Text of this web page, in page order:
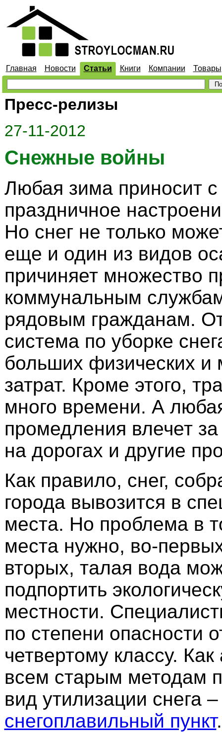
Главная Новости Статьи Книги Компании Товары
Пресс-релизы
27-11-2012
Снежные войны
Любая зима приносит с
праздничное
Но снег не только
еще и один из видов
причиняет множество
коммунальным
рядовым гражданам.
система по уборке
больших физических и
затрат. Кроме этого,
много времени. А
промедления влечет
на дорогах и другие
Как правило, снег,
города вывозится в
места. Но проблема в
места нужно, во-
вторых, талая вода
подпортить
местности.
по степени опасности
четвертому классу.
всем старым методам
вид утилизации снега –
снегоплавильный пункт.